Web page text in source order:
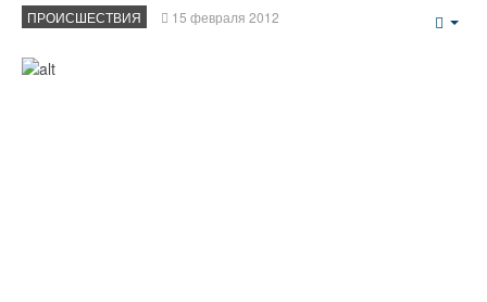
ПРОИСШЕСТВИЯ 15 февраля 2012